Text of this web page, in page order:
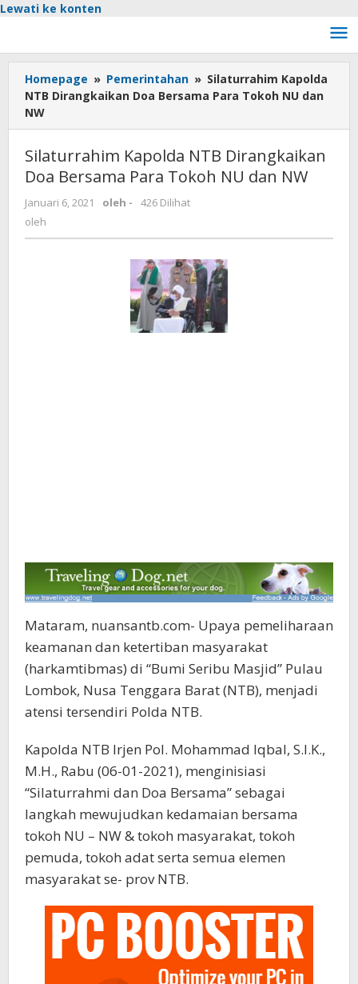
Lewati ke konten
Homepage » Pemerintahan » Silaturrahim Kapolda
NTB Dirangkaikan Doa Bersama Para Tokoh NU dan
NW
Silaturrahim Kapolda NTB Dirangkaikan
Doa Bersama Para Tokoh NU dan NW
Januari 6, 2021 oleh -
426 Dilihat
oleh
Mataram, nuansantb.com- Upaya pemeliharaan
keamanan dan ketertiban masyarakat
(harkamtibmas) di “Bumi Seribu Masjid” Pulau
Lombok, Nusa Tenggara Barat (NTB), menjadi
atensi tersendiri Polda NTB.
Kapolda NTB Irjen Pol. Mohammad Iqbal, S.I.K.,
M.H., Rabu (06-01-2021), menginisiasi
“Silaturrahmi dan Doa Bersama” sebagai
langkah mewujudkan kedamaian bersama
tokoh NU – NW & tokoh masyarakat, tokoh
pemuda, tokoh adat serta semua elemen
masyarakat se- prov NTB.